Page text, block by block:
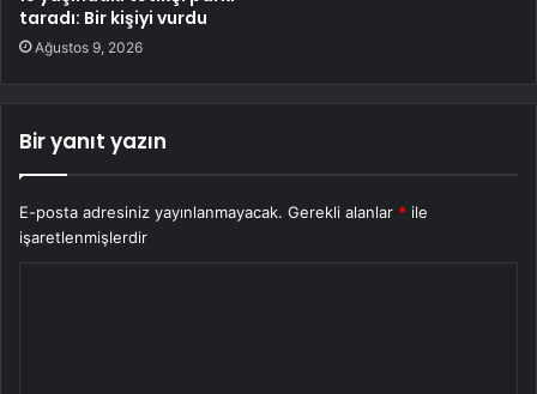
taradı: Bir kişiyi vurdu
Ağustos 9, 2026
Bir yanıt yazın
E-posta adresiniz yayınlanmayacak. Gerekli alanlar * ile
işaretlenmişlerdir